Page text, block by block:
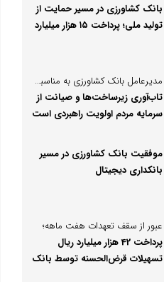
بانک کشاورزی در مسیر حمایت از
تولید ملی؛ پرداخت ۱۵ هزار میلیارد
مدیرعامل بانک کشاورزی به مناسبت هفته پدافند غیرعامل:
تاب‌آوری زیرساخت‌ها و صیانت از
سرمایه مردم اولویت راهبردی است
موفقیت بانک کشاورزی در مسیر
بانکداری دیجیتال
عبور از سقف تعهدات هفت ماهه؛
پرداخت 42 هزار میلیارد ریال
تسهیلات قرض‌الحسنه توسط بانک